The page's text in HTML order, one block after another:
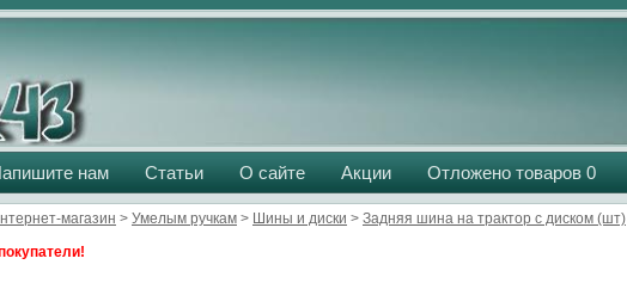
нам Статьи О сайте Акции Отложено товаров 0
магазин > Умелым ручкам > Шины и диски > Задняя шина на трактор с диском (шт)